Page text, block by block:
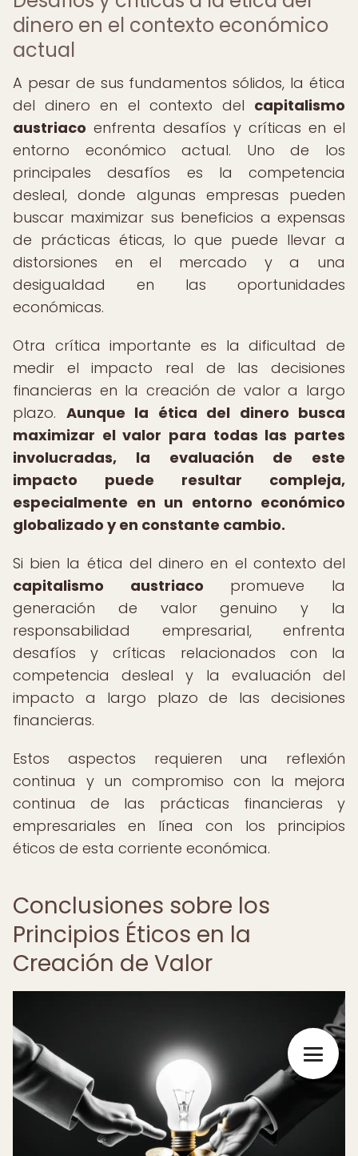
dinero en el contexto económico
actual
A pesar de sus fundamentos sólidos, la ética
del dinero en el contexto del capitalismo
austriaco enfrenta desafíos y críticas en el
entorno económico actual. Uno de los
principales desafíos es la competencia
desleal, donde algunas empresas pueden
buscar maximizar sus beneficios a expensas
de prácticas éticas, lo que puede llevar a
distorsiones en el mercado y a una
desigualdad en las oportunidades
económicas.
Otra crítica importante es la dificultad de
medir el impacto real de las decisiones
financieras en la creación de valor a largo
plazo. Aunque la ética del dinero busca
maximizar el valor para todas las partes
involucradas, la evaluación de este
impacto puede resultar compleja,
especialmente en un entorno económico
globalizado y en constante cambio.
Si bien la ética del dinero en el contexto del
capitalismo austriaco promueve la
generación de valor genuino y la
responsabilidad empresarial, enfrenta
desafíos y críticas relacionados con la
competencia desleal y la evaluación del
impacto a largo plazo de las decisiones
financieras.
Estos aspectos requieren una reflexión
continua y un compromiso con la mejora
continua de las prácticas financieras y
empresariales en línea con los principios
éticos de esta corriente económica.
Conclusiones sobre los
Principios Éticos en la
Creación de Valor